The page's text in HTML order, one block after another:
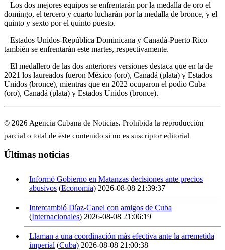
Los dos mejores equipos se enfrentarán por la medalla de oro el
domingo, el tercero y cuarto lucharán por la medalla de bronce, y el
quinto y sexto por el quinto puesto.
Estados Unidos-República Dominicana y Canadá-Puerto Rico
también se enfrentarán este martes, respectivamente.
El medallero de las dos anteriores versiones destaca que en la de
2021 los laureados fueron México (oro), Canadá (plata) y Estados
Unidos (bronce), mientras que en 2022 ocuparon el podio Cuba
(oro), Canadá (plata) y Estados Unidos (bronce).
© 2026 Agencia Cubana de Noticias. Prohibida la reproducción
parcial o total de este contenido si no es suscriptor editorial
Últimas noticias
Informó Gobierno en Matanzas decisiones ante precios
abusivos (Economía) 2026-08-08 21:39:37
Intercambió Díaz-Canel con amigos de Cuba
(Internacionales) 2026-08-08 21:06:19
Llaman a una coordinación más efectiva ante la arremetida
imperial (Cuba) 2026-08-08 21:00:38